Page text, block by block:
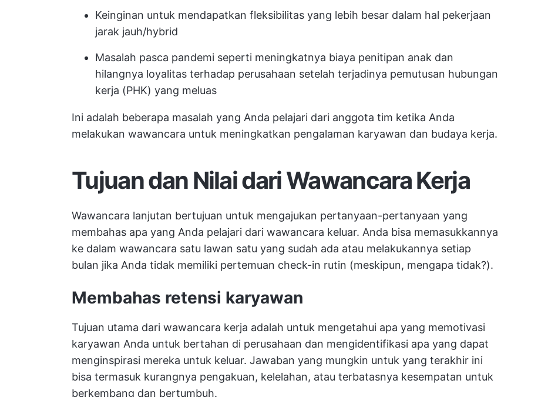
Keinginan untuk mendapatkan fleksibilitas yang lebih besar dalam hal pekerjaan
jarak jauh/hybrid
Masalah pasca pandemi seperti meningkatnya biaya penitipan anak dan
hilangnya loyalitas terhadap perusahaan setelah terjadinya pemutusan hubungan
kerja (PHK) yang meluas
Ini adalah beberapa masalah yang Anda pelajari dari anggota tim ketika Anda
melakukan wawancara untuk meningkatkan pengalaman karyawan dan budaya kerja.
Tujuan dan Nilai dari Wawancara Kerja
Wawancara lanjutan bertujuan untuk mengajukan pertanyaan-pertanyaan yang
membahas apa yang Anda pelajari dari wawancara keluar. Anda bisa memasukkannya
ke dalam wawancara satu lawan satu yang sudah ada atau melakukannya setiap
bulan jika Anda tidak memiliki pertemuan check-in rutin (meskipun, mengapa tidak?).
Membahas retensi karyawan
Tujuan utama dari wawancara kerja adalah untuk mengetahui apa yang memotivasi
karyawan Anda untuk bertahan di perusahaan dan mengidentifikasi apa yang dapat
menginspirasi mereka untuk keluar. Jawaban yang mungkin untuk yang terakhir ini
bisa termasuk kurangnya pengakuan, kelelahan, atau terbatasnya kesempatan untuk
berkembang dan bertumbuh.